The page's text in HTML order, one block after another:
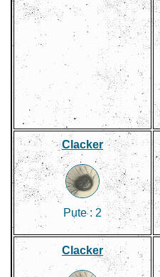
Clacker
Pute : 2
Clacker